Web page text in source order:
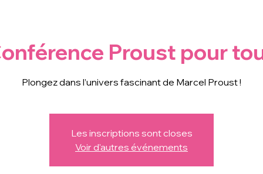
Proust pour
Plongez dans l’univers fascinant de Marcel Proust !
Les inscriptions sont closes
Voir d'autres événements